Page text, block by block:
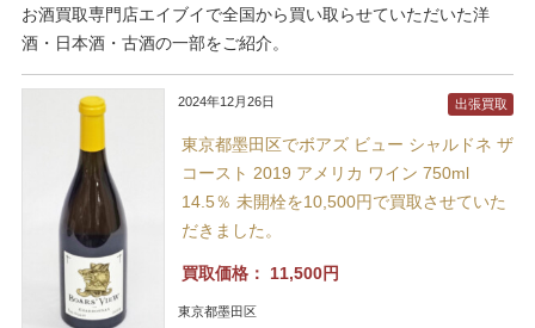
お酒買取専門店エイブイで全国から買い取らせていただいた洋
酒・日本酒・古酒の一部をご紹介。
2024年12月26日
東京都墨田区でボアズ ビュー シャルドネ ザ
コースト 2019 アメリカ ワイン 750ml
14.5％ 未開栓を10,500円で買取させていた
だきました。
買取価格： 11,500円
東京都墨田区
出張買取